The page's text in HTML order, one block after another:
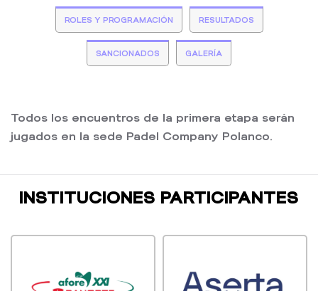
ROLES Y PROGRAMACIÓN RESULTADOS
SANCIONADOS GALERÍA
Todos los encuentros de la primera etapa serán
jugados en la sede Padel Company Polanco.
INSTITUCIONES PARTICIPANTES